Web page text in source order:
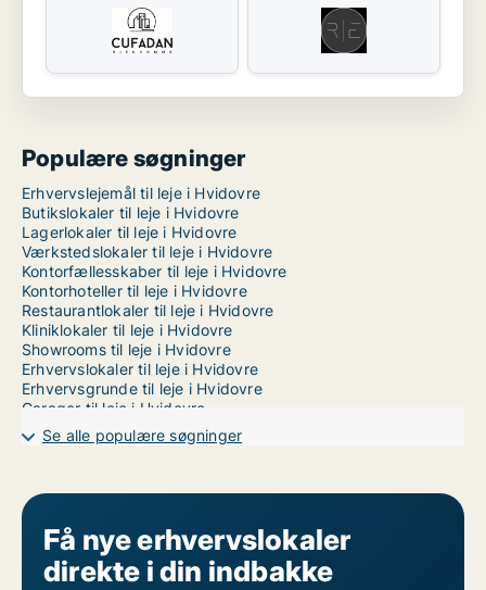
Populære søgninger
Erhvervslejemål til leje i Hvidovre
Butikslokaler til leje i Hvidovre
Lagerlokaler til leje i Hvidovre
Værkstedslokaler til leje i Hvidovre
Kontorfællesskaber til leje i Hvidovre
Kontorhoteller til leje i Hvidovre
Restaurantlokaler til leje i Hvidovre
Kliniklokaler til leje i Hvidovre
Showrooms til leje i Hvidovre
Erhvervslokaler til leje i Hvidovre
Erhvervsgrunde til leje i Hvidovre
Garager til leje i Hvidovre
Kontorlokaler til leje i København
Se alle populære søgninger
Få nye erhvervslokaler
direkte i din indbakke